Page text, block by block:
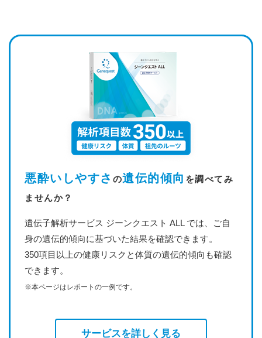
悪酔いしやすさ の遺伝的傾向 を調べてみ
ませんか？
遺伝子解析サービス ジーンクエスト ALL では、ご自
身の遺伝的傾向に基づいた結果を確認できます。
350項目以上の健康リスクと体質の遺伝的傾向も確認
できます。
※本ページはレポートの一例です。
サービスを詳しく見る